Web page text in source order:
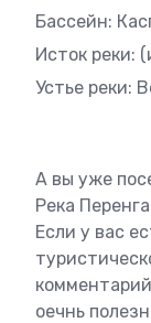
Бассейн:
Исток реки:
Устье реки:
А вы уже
Река
Если у вас
оечнь